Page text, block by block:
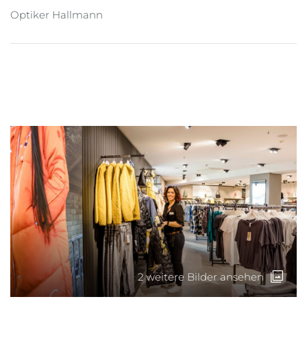
Optiker Hallmann
2 weitere Bilder ansehen